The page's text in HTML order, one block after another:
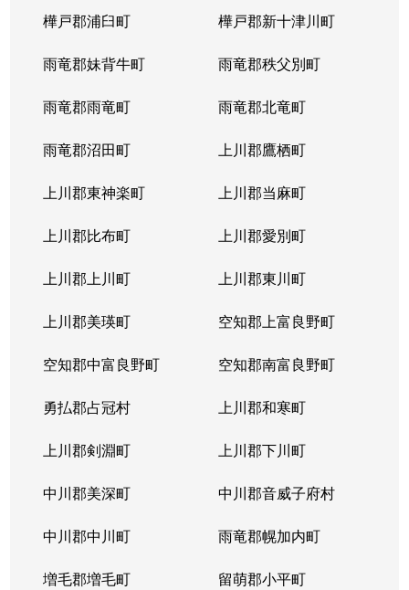
樺戸郡浦臼町 樺戸郡新十津川町
雨竜郡妹背牛町 雨竜郡秩父別町
雨竜郡雨竜町 雨竜郡北竜町
雨竜郡沼田町 上川郡鷹栖町
上川郡東神楽町 上川郡当麻町
上川郡比布町 上川郡愛別町
上川郡上川町 上川郡東川町
上川郡美瑛町 空知郡上富良野町
空知郡中富良野町 空知郡南富良野町
勇払郡占冠村 上川郡和寒町
上川郡剣淵町 上川郡下川町
中川郡美深町 中川郡音威子府村
中川郡中川町 雨竜郡幌加内町
増毛郡増毛町 留萌郡小平町